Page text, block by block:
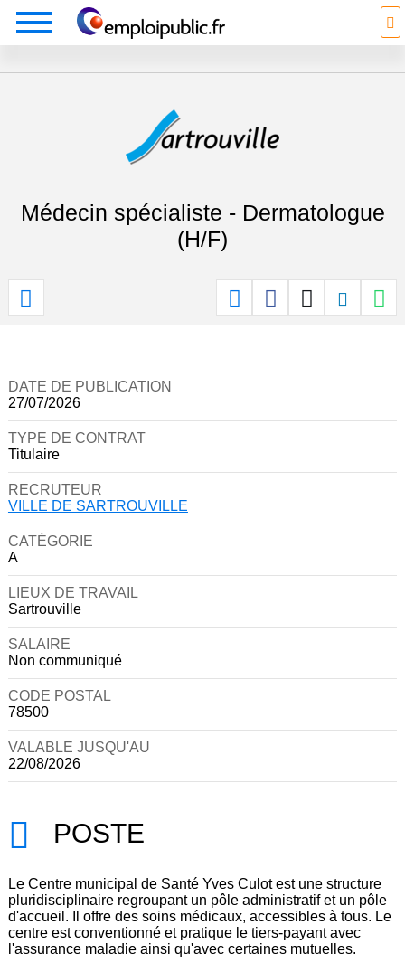
Médecin spécialiste - Dermatologue
(H/F)
DATE DE PUBLICATION
27/07/2026
TYPE DE CONTRAT
Titulaire
RECRUTEUR
VILLE DE SARTROUVILLE
CATÉGORIE
A
LIEUX DE TRAVAIL
Sartrouville
SALAIRE
Non communiqué
CODE POSTAL
78500
VALABLE JUSQU'AU
22/08/2026
POSTE
Le Centre municipal de Santé Yves Culot est une structure
pluridisciplinaire regroupant un pôle administratif et un pôle
d'accueil. Il offre des soins médicaux, accessibles à tous. Le
centre est conventionné et pratique le tiers-payant avec
l'assurance maladie ainsi qu'avec certaines mutuelles.